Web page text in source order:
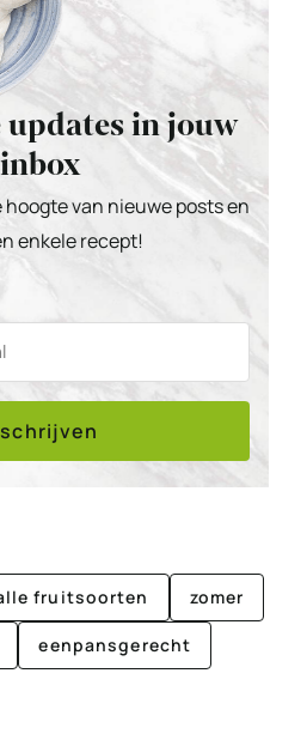
in jouw
inbox
hoogte van nieuwe posts en
enkele recept!
fruitsoorten zomer
eenpansgerecht